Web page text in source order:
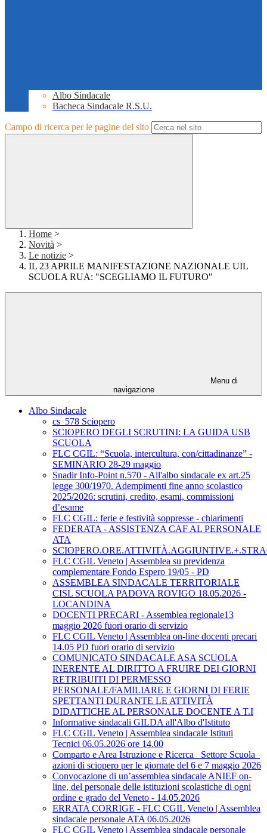
Albo Sindacale
Bacheca Sindacale R.S.U.
Campo di ricerca per le pagine del sito
Home >
Novità >
Le notizie >
IL 23 APRILE MANIFESTAZIONE NAZIONALE UIL
SCUOLA RUA: "SCEGLIAMO IL FUTURO"
Menu di
navigazione
Albo Sindacale
cs_578 Sciopero
SCIOPERO DEGLI SCRUTINI: LA GUIDA USB
SCUOLA
FLC CGIL: “Scuola, intercultura, con/cittadinanze” -
SEMINARIO 28-29 maggio
Snadir Info-Point n.570 - All'albo sindacale ex art.25
legge 300/1970. Adempimenti fine anno scolastico
2025/2026: scrutini, credito, esami, commissioni
d’esame
FLC CGIL: ferie e festività soppresse - chiarimenti
FEDERATA - ASSISTENZA CAF AL PERSONALE
ATA
FLC CGIL Veneto | Assemblea su previdenza
complementare Fondo Espero 19/05 - PD
ASSEMBLEA SINDACALE TERRITORIALE
CISL SCUOLA PADOVA ROVIGO 18.05.2026 -
LOCANDINA
DOCENTI PRECARI - Assemblea regionale13
maggio 2026 fuori orario di servizio
FLC CGIL Veneto | Assemblea on-line docenti precari
14.05 PD fuori orario di servizio
COMUNICATO SINDACALE ASA SCUOLA
INERENTE AL DIRITTO A FRUIRE DEI GIORNI
RETRIBUITI DI PERMESSO
PERSONALE/FAMILIARE E GIORNI DI FERIE
SPETTANTI DURANTE LE ATTIVITÀ
DIDATTICHE AL PERSONALE DOCENTE A T.I
Informative sindacali GILDA all'Albo d'Istituto
FLC CGIL Veneto | Assemblea sindacale Istituti
Tecnici 06.05.2026 ore 14.00
Comparto e Area Istruzione e Ricerca_ Settore Scuola_
azioni di sciopero per le giornate del 6 e 7 maggio 2026
Convocazione di un’assemblea sindacale ANIEF on-
line, del personale delle istituzioni scolastiche di ogni
ordine e grado del Veneto - 14.05.2026
ERRATA CORRIGE - FLC CGIL Veneto | Assemblea
sindacale personale ATA 06.05.2026
FLC CGIL Veneto | Assemblea sindacale personale